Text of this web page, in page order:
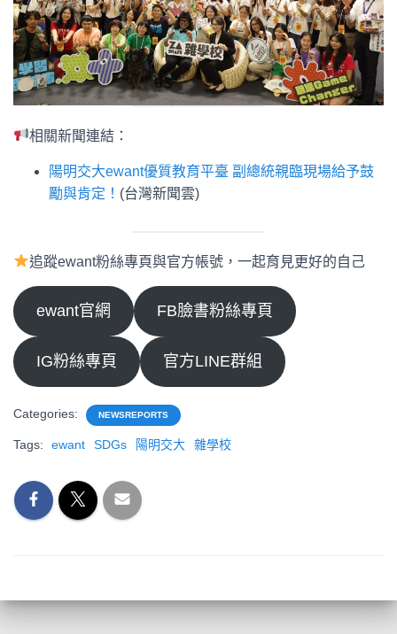
相關新聞連結：
陽明交大ewant優質教育平臺 副總統親臨現場給予鼓
勵與肯定！ (台灣新聞雲)
追蹤ewant粉絲專頁與官方帳號，一起育見更好的自己
ewant官網 FB臉書粉絲專頁
IG粉絲專頁 官方LINE群組
Categories: NEWSREPORTS
Tags: ewant SDGs 陽明交大 雜學校